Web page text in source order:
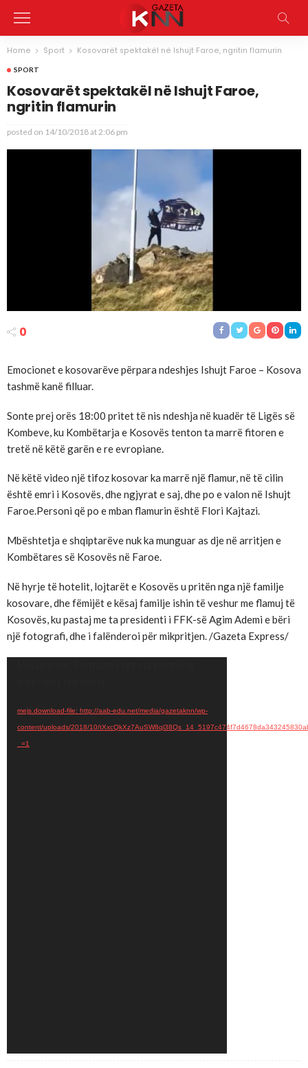
Home Sport Kosovarët spektakël në Ishujt Faroe, ngritin flamurin
SPORT
Kosovarët spektakël në Ishujt Faroe,
ngritin flamurin
posted on 14/10/2018 at 2:06 pm
0
Emocionet e kosovarëve përpara ndeshjes Ishujt Faroe – Kosova
tashmë kanë filluar.
Sonte prej orës 18:00 pritet të nis ndeshja në kuadër të Ligës së
Kombeve, ku Kombëtarja e Kosovës tenton ta marrë fitoren e
tretë në këtë garën e re evropiane.
Në këtë video një tifoz kosovar ka marrë një flamur, në të cilin
është emri i Kosovës, dhe ngjyrat e saj, dhe po e valon në Ishujt
Faroe.Personi që po e mban flamurin është Flori Kajtazi.
Mbështetja e shqiptarëve nuk ka munguar as dje në arritjen e
Kombëtares së Kosovës në Faroe.
Në hyrje të hotelit, lojtarët e Kosovës u pritën nga një familje
kosovare, dhe fëmijët e kësaj familje ishin të veshur me flamuj të
Kosovës, ku pastaj me ta presidenti i FFK-së Agim Ademi e bëri
një fotografi, dhe i falënderoi për mikpritjen. /Gazeta Express/
mejs.download-file: http://aab-edu.net/media/gazetaknn/wp-
content/uploads/2018/10/
_=1